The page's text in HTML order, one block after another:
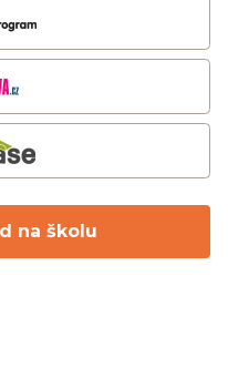
na školu